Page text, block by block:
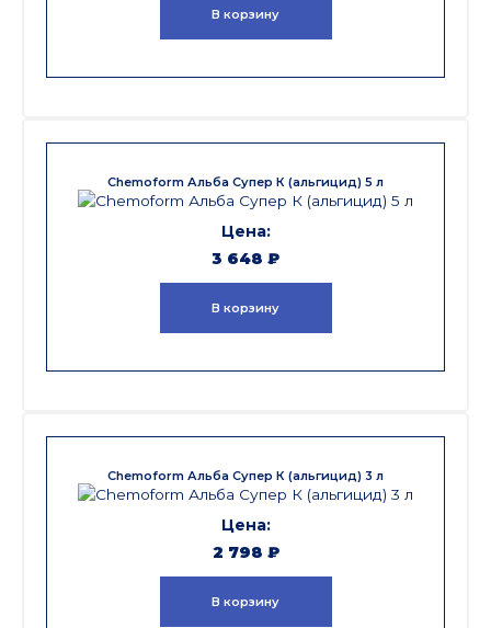
В корзину
Chemoform Альба Супер К (альгицид) 5 л
3 648 ₽
В корзину
Chemoform Альба Супер К (альгицид) 3 л
2 798 ₽
В корзину